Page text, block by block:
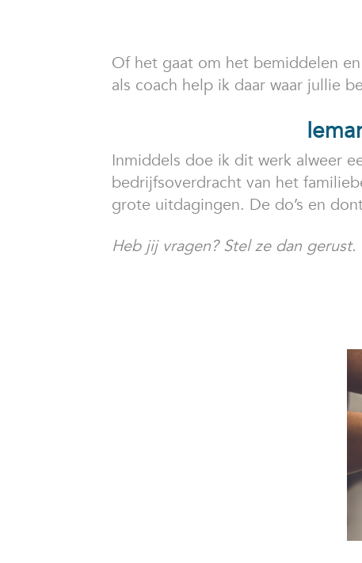
Of het gaat om het bemiddelen
als coach help ik daar waar jullie
Inmiddels doe ik dit werk alweer
bedrijfsoverdracht van het
grote uitdagingen. De do’s en
Heb jij vragen? Stel ze dan